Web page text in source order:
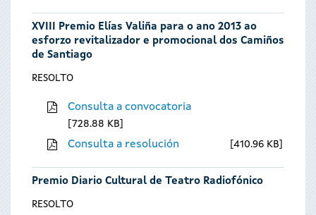
XVIII Premio Elías Valiña para o ano 2013 ao
esforzo revitalizador e promocional dos Camiños
de Santiago
RESOLTO
Consulta a convocatoria
728.88 KB
Consulta a resolución 410.96 KB
Premio Diario Cultural de Teatro Radiofónico
RESOLTO